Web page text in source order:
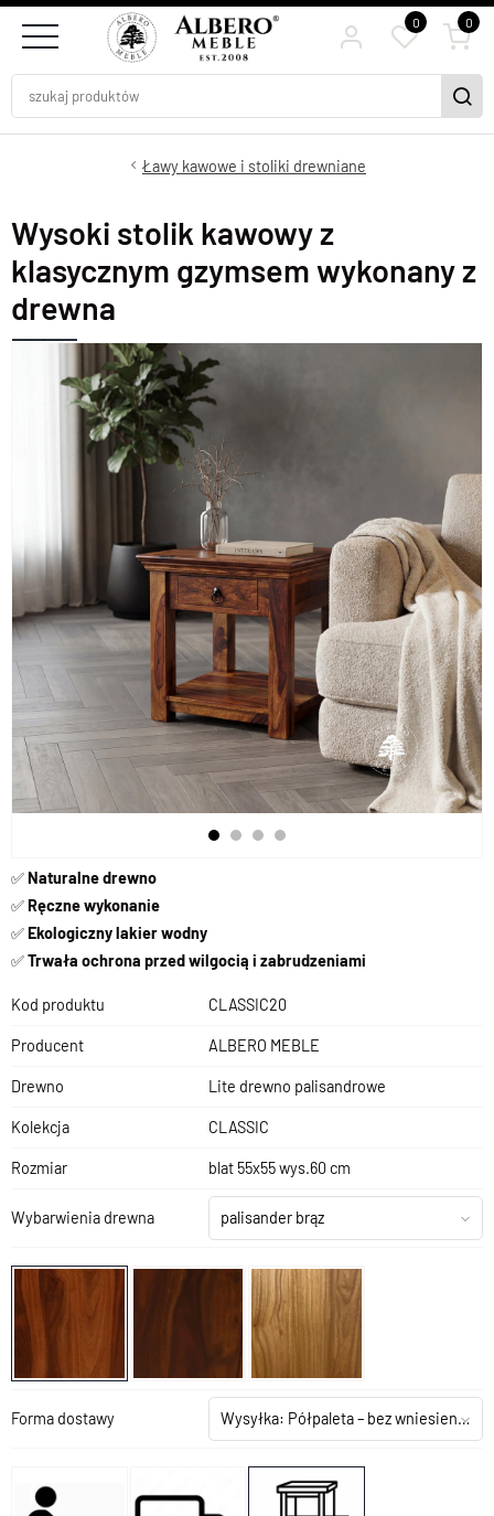
0 0
Ławy kawowe i stoliki drewniane
Wysoki stolik kawowy z
klasycznym gzymsem wykonany z
drewna
✅Naturalne drewno
✅Ręczne wykonanie
✅Ekologiczny lakier wodny
✅Trwała ochrona przed wilgocią i zabrudzeniami
Kod produktu CLASSIC20
Producent ALBERO MEBLE
Drewno Lite drewno palisandrowe
Kolekcja CLASSIC
Rozmiar blat 55x55 wys.60 cm
Wybarwienia drewna palisander brąz
Forma dostawy Wysyłka: Półpaleta – bez wniesienia